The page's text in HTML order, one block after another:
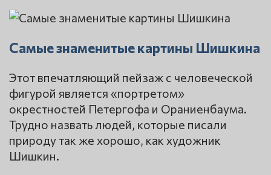
Самые знаменитые картины Шишкина
Этот впечатляющий пейзаж с человеческой
фигурой является «портретом»
окрестностей Петергофа и Ораниенбаума.
Трудно назвать людей, которые писали
природу так же хорошо, как художник
Шишкин.